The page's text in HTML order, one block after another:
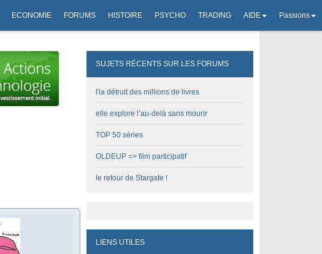
ECONOMIE FORUMS HISTOIRE PSYCHO TRADING AIDE Passions
SUJETS RÉCENTS SUR LES FORUMS
l'ia détruit des millions de livres
elle explore l’au-delà sans mourir
TOP 50 séries
OLDEUP => film participatif
le retour de Stargate !
LIENS UTILES